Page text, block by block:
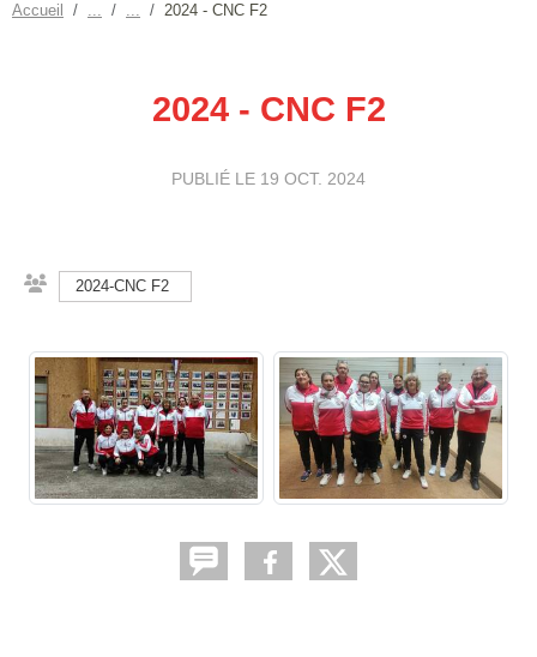
Accueil 2024 - CNC F2
2024 - CNC F2
PUBLIÉ LE 19 OCT. 2024
2024-CNC F2